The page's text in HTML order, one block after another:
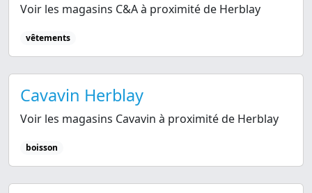
Voir les magasins C&A à proximité de Herblay
vêtements
Cavavin Herblay
Voir les magasins Cavavin à proximité de Herblay
boisson